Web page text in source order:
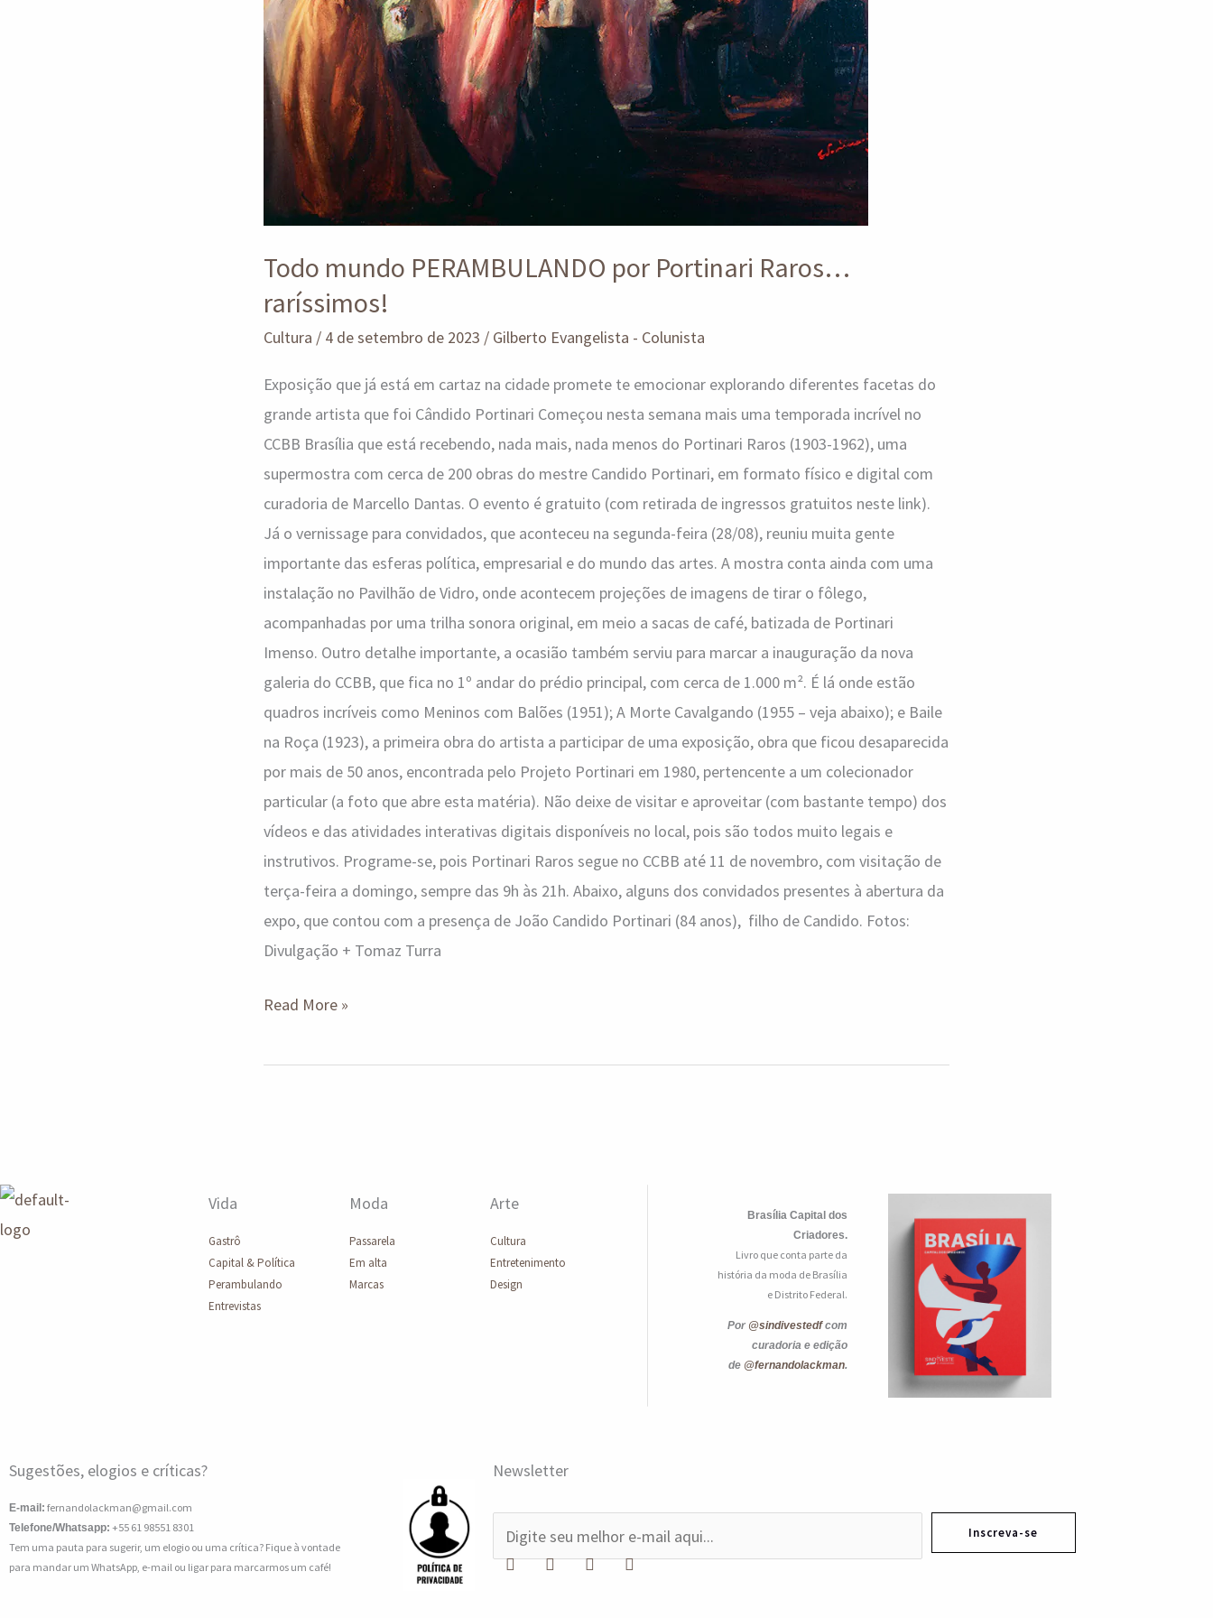
Todo mundo PERAMBULANDO por Portinari Raros…
raríssimos!
Cultura / 4 de setembro de 2023 / Gilberto Evangelista - Colunista
Exposição que já está em cartaz na cidade promete te emocionar explorando diferentes facetas do
grande artista que foi Cândido Portinari Começou nesta semana mais uma temporada incrível no
CCBB Brasília que está recebendo, nada mais, nada menos do Portinari Raros (1903-1962), uma
supermostra com cerca de 200 obras do mestre Candido Portinari, em formato físico e digital com
curadoria de Marcello Dantas. O evento é gratuito (com retirada de ingressos gratuitos neste link).
Já o vernissage para convidados, que aconteceu na segunda-feira (28/08), reuniu muita gente
importante das esferas política, empresarial e do mundo das artes. A mostra conta ainda com uma
instalação no Pavilhão de Vidro, onde acontecem projeções de imagens de tirar o fôlego,
acompanhadas por uma trilha sonora original, em meio a sacas de café, batizada de Portinari
Imenso. Outro detalhe importante, a ocasião também serviu para marcar a inauguração da nova
galeria do CCBB, que fica no 1º andar do prédio principal, com cerca de 1.000 m². É lá onde estão
quadros incríveis como Meninos com Balões (1951); A Morte Cavalgando (1955 – veja abaixo); e Baile
na Roça (1923), a primeira obra do artista a participar de uma exposição, obra que ficou desaparecida
por mais de 50 anos, encontrada pelo Projeto Portinari em 1980, pertencente a um colecionador
particular (a foto que abre esta matéria). Não deixe de visitar e aproveitar (com bastante tempo) dos
vídeos e das atividades interativas digitais disponíveis no local, pois são todos muito legais e
instrutivos. Programe-se, pois Portinari Raros segue no CCBB até 11 de novembro, com visitação de
terça-feira a domingo, sempre das 9h às 21h. Abaixo, alguns dos convidados presentes à abertura da
expo, que contou com a presença de João Candido Portinari (84 anos), filho de Candido. Fotos:
Divulgação + Tomaz Turra
Read More »
Vida
Gastrô
Capital & Política
Perambulando
Entrevistas
Moda
Passarela
Em alta
Marcas
Arte
Cultura
Entretenimento
Design
Brasília Capital dos
Criadores.
Livro que conta parte da
história da moda de Brasília
e Distrito Federal.
Por @sindivestedfcom
curadoria e edição
de @fernandolackman.
Sugestões, elogios e críticas?
E-mail: fernandolackman@gmail.com
Telefone/Whatsapp: +55 61 98551 8301
Tem uma pauta para sugerir, um elogio ou uma crítica? Fique à vontade
para mandar um WhatsApp, e-mail ou ligar para marcarmos um café!
Newsletter
-
Inscreva-se